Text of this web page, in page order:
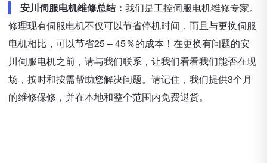
安川伺服电机维修总结： 我们是工控伺服电机维修专家。
修理现有伺服电机不仅可以节省停机时间，而且与更换伺服
电机相比，可以节省25 – 45％的成本！在更换有问题的安
川伺服电机之前，请与我们联系，让我们看看我们能否在现
场，按时和按需帮助您解决问题。请记住，我们提供3个月
的维修保修，并在本地和整个范围内免费退货。